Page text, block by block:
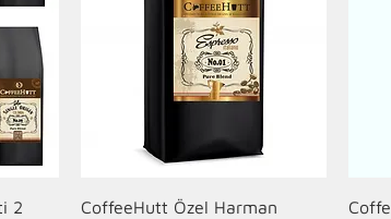
2
Hızlı Bakış
CoffeeHutt Özel Harman